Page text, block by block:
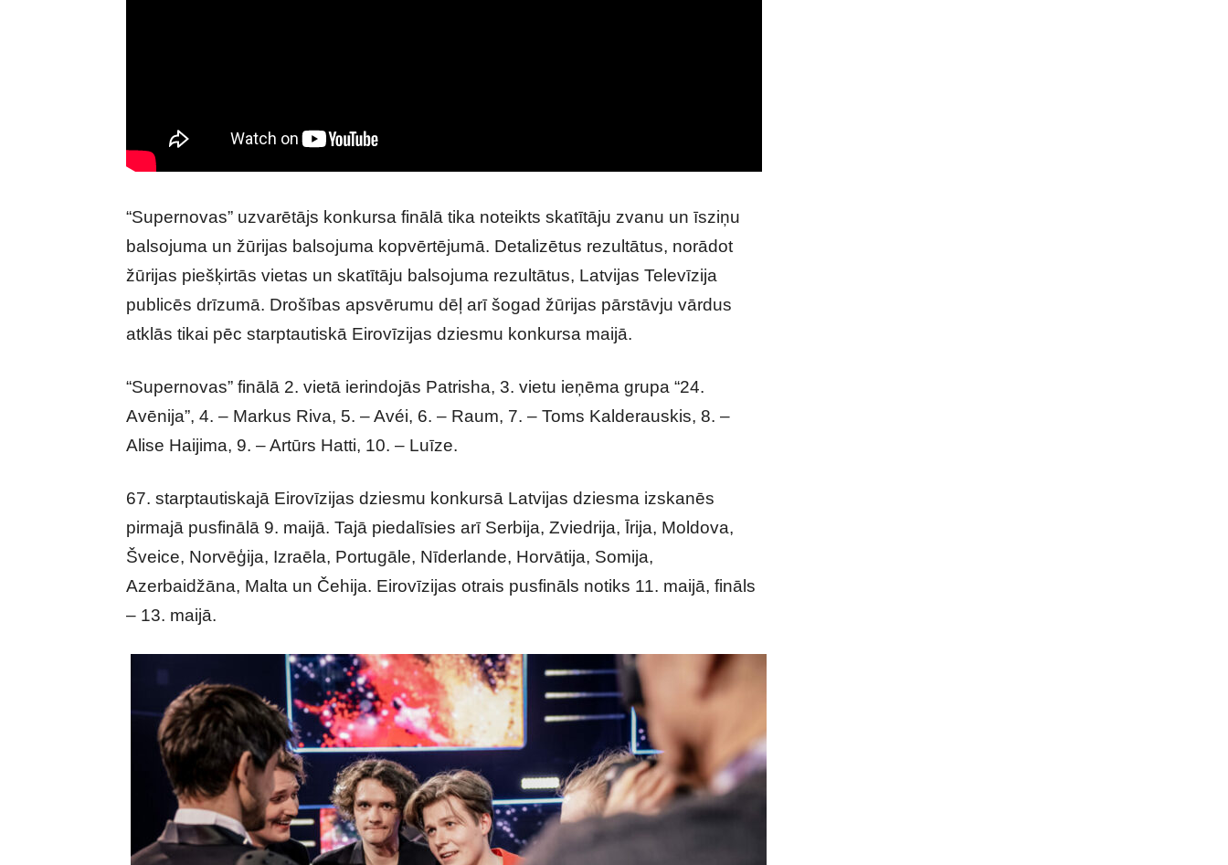
“Supernovas” uzvarētājs konkursa finālā tika noteikts skatītāju zvanu un īsziņu
balsojuma un žūrijas balsojuma kopvērtējumā. Detalizētus rezultātus, norādot
žūrijas piešķirtās vietas un skatītāju balsojuma rezultātus, Latvijas Televīzija
publicēs drīzumā. Drošības apsvērumu dēļ arī šogad žūrijas pārstāvju vārdus
atklās tikai pēc starptautiskā Eirovīzijas dziesmu konkursa maijā.
“Supernovas” finālā 2. vietā ierindojās Patrisha, 3. vietu ieņēma grupa “24.
Avēnija”, 4. – Markus Riva, 5. – Avéi, 6. – Raum, 7. – Toms Kalderauskis, 8. –
Alise Haijima, 9. – Artūrs Hatti, 10. – Luīze.
67. starptautiskajā Eirovīzijas dziesmu konkursā Latvijas dziesma izskanēs
pirmajā pusfinālā 9. maijā. Tajā piedalīsies arī Serbija, Zviedrija, Īrija, Moldova,
Šveice, Norvēģija, Izraēla, Portugāle, Nīderlande, Horvātija, Somija,
Azerbaidžāna, Malta un Čehija. Eirovīzijas otrais pusfināls notiks 11. maijā, fināls
– 13. maijā.